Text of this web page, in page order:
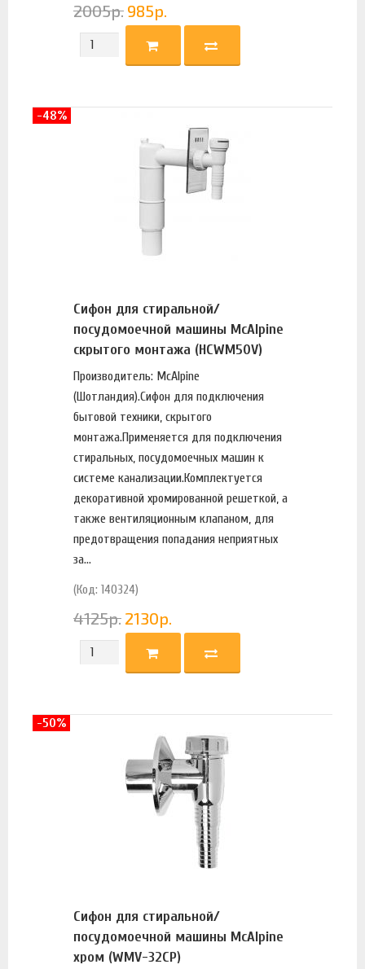
2005р. 985р.
Сифон для стиральной/
посудомоечной машины McAlpine
скрытого монтажа (HCWM50V)
Производитель: McAlpine
(Шотландия).Сифон для подключения
бытовой техники, скрытого
монтажа.Применяется для подключения
стиральных, посудомоечных машин к
системе канализации.Комплектуется
декоративной хромированной решеткой, а
также вентиляционным клапаном, для
предотвращения попадания неприятных
за...
(Код: 140324)
4125р. 2130р.
-48%
Сифон для стиральной/
посудомоечной машины McAlpine
хром (WMV-32CP)
-50%